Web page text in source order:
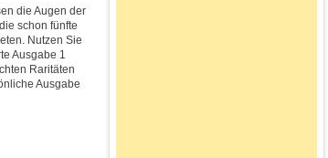
die Augen der
schon fünfte
Nutzen Sie
Ausgabe 1
Raritäten
Ausgabe